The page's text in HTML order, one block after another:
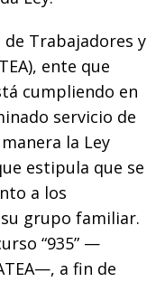
Trabajadores y
ente que
cumpliendo en
servicio de
la Ley
estipula que se
a los
grupo familiar.
“935” —
a fin de